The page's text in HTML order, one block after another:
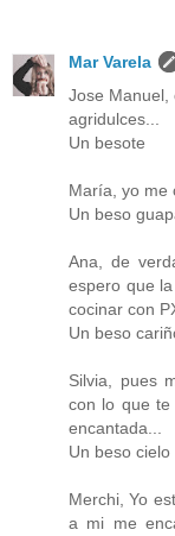
Mar Varela
Jose Manuel,
agridulces...
Un besote
María, yo me
Un beso
Ana, de
espero que
cocinar con
Un beso
Silvia, pues
con lo que te
encantada...
Un beso cielo
Merchi, Yo
a mi me